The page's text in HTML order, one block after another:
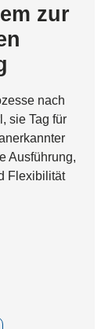
zur
nach
sie Tag für
Ausführung,
Flexibilität